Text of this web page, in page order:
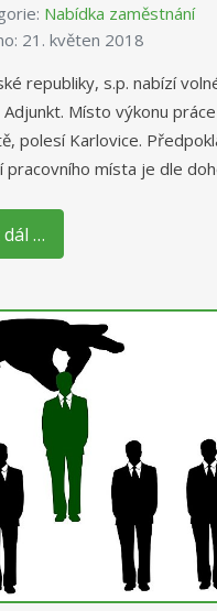
Nabídka zaměstnání
21. květen 2018
republiky, s.p. nabízí
Adjunkt. Místo výkonu
polesí Karlovice.
pracovního místa je dle
dál …